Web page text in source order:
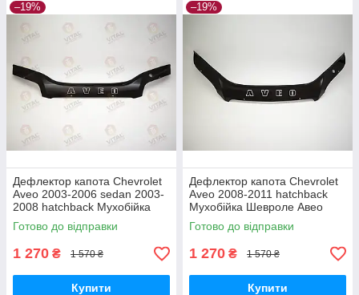
–19%
Дефлектор капота Chevrolet
Aveo 2003-2006 sedan 2003-
2008 hatchback Мухобійка
Шевроле Авео седан и
хетчбек
Готово до відправки
1 270 ₴ 1 570 ₴
Купити
–19%
Дефлектор капота Chevrolet
Aveo 2008-2011 hatchback
Мухобійка Шевроле Авео
хетчбек
Готово до відправки
1 270 ₴ 1 570 ₴
Купити